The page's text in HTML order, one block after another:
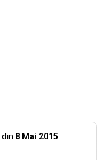
din 8 Mai 2015: